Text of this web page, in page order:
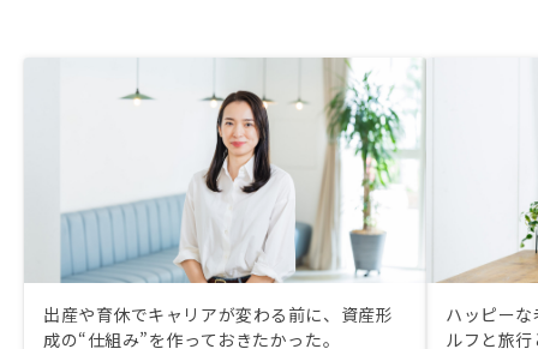
出産や育休でキャリアが変わる前に、資産形
成の“仕組み”を作っておきたかった。
ハッピー
ルフと旅